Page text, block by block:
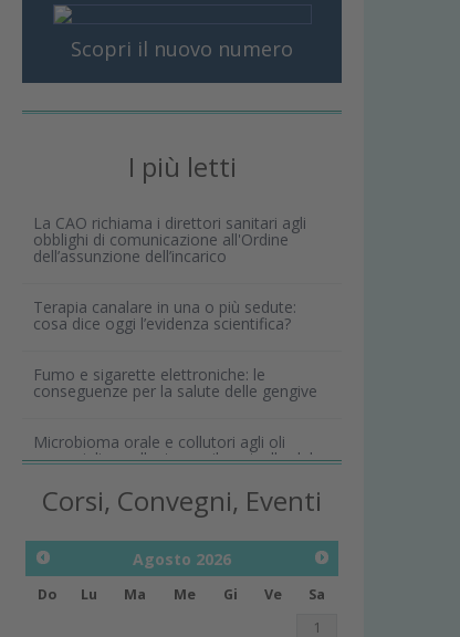
Scopri il nuovo numero
I più letti
La CAO richiama i direttori sanitari agli
obblighi di comunicazione all'Ordine
dell’assunzione dell’incarico
Terapia canalare in una o più sedute:
cosa dice oggi l’evidenza scientifica?
Fumo e sigarette elettroniche: le
conseguenze per la salute delle gengive
Microbioma orale e collutori agli oli
essenziali: un alleato per il controllo del
Corsi, Convegni, Eventi
Agosto 2026
Do Lu Ma Me Gi Ve
Sa
1